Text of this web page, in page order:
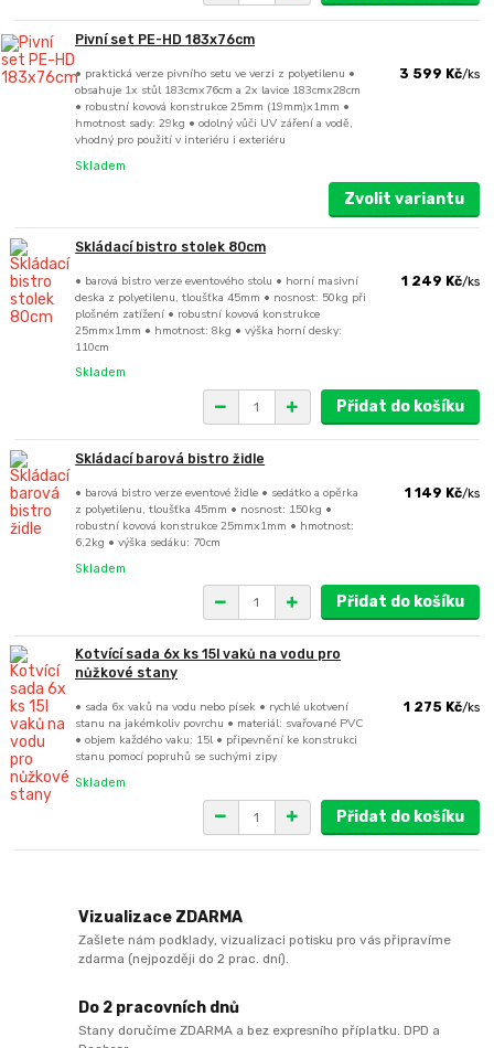
Pivní set PE-HD 183x76cm
• praktická verze pivního setu ve verzi z polyetilenu •
obsahuje 1x stůl 183cmx76cm a 2x lavice 183cmx28cm
• robustní kovová konstrukce 25mm (19mm)x1mm •
hmotnost sady: 29kg • odolný vůči UV záření a vodě,
vhodný pro použití v interiéru i exteriéru
3 599 Kč/ks
Skladem
Zvolit variantu
Skládací bistro stolek 80cm
• barová bistro verze eventového stolu • horní masivní
deska z polyetilenu, tloušťka 45mm • nosnost: 50kg při
plošném zatížení • robustní kovová konstrukce
25mmx1mm • hmotnost: 8kg • výška horní desky:
110cm
1 249 Kč/ks
Skladem
Přidat do košíku
Skládací barová bistro židle
• barová bistro verze eventové židle • sedátko a opěrka
z polyetilenu, tloušťka 45mm • nosnost: 150kg •
robustní kovová konstrukce 25mmx1mm • hmotnost:
6,2kg • výška sedáku: 70cm
1 149 Kč/ks
Skladem
Přidat do košíku
Kotvící sada 6x ks 15l vaků na vodu pro
nůžkové stany
• sada 6x vaků na vodu nebo písek • rychlé ukotvení
stanu na jakémkoliv povrchu • materiál: svařované PVC
• objem každého vaku: 15l • připevnění ke konstrukci
stanu pomocí popruhů se suchými zipy
1 275 Kč/ks
Skladem
Přidat do košíku
Vizualizace ZDARMA
Zašlete nám podklady, vizualizaci potisku pro vás připravíme
zdarma (nejpozději do 2 prac. dní).
Do 2 pracovních dnů
Stany doručíme ZDARMA a bez expresního příplatku. DPD a